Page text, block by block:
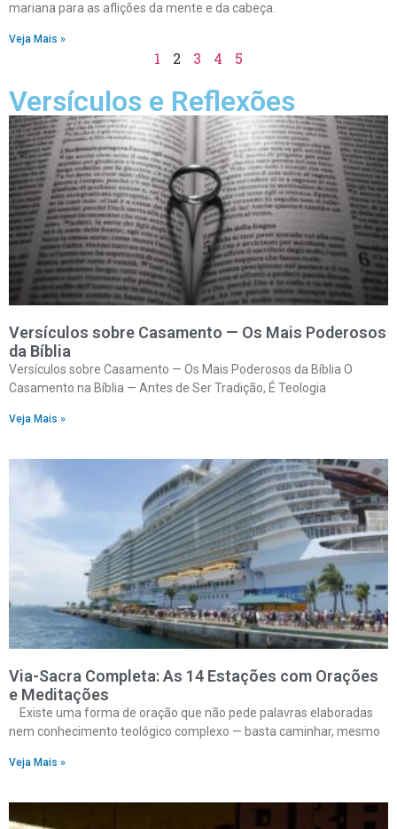
mariana para as aflições da mente e da cabeça.
Veja Mais »
1 2 3 4 5
Versículos e Reflexões
Versículos sobre Casamento — Os Mais Poderosos
da Bíblia
Versículos sobre Casamento — Os Mais Poderosos da Bíblia O
Casamento na Bíblia — Antes de Ser Tradição, É Teologia
Veja Mais »
Via-Sacra Completa: As 14 Estações com Orações
e Meditações
Existe uma forma de oração que não pede palavras elaboradas
nem conhecimento teológico complexo — basta caminhar, mesmo
Veja Mais »